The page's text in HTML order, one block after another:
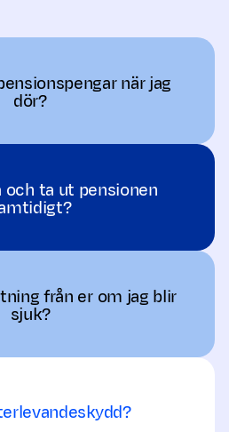
när jag
dör?
och ta ut pensionen
från er om jag blir
sjuk?